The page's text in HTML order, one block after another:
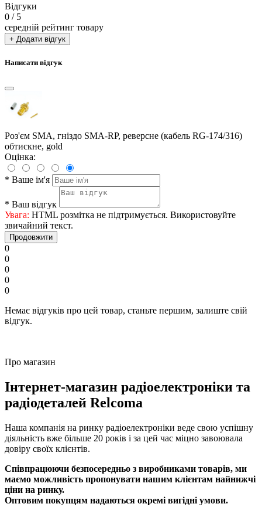
Відгуки
0 / 5
середній рейтинг товару
+ Додати відгук
Написати відгук
Роз'єм SMA, гніздо SMA-RP, реверсне (кабель RG-174/316)
обтискне, gold
Оцінка:
* Ваше ім'я
* Ваш відгук
Увага: HTML розмітка не підтримується. Використовуйте
звичайний текст.
Продовжити
0
0
0
0
0
Немає відгуків про цей товар, станьте першим, залиште свій
відгук.
Про магазин
Інтернет-магазин радіоелектроніки та
радіодеталей Relcoma
Наша компанія на ринку радіоелектроніки веде свою успішну
діяльність вже більше 20 років і за цей час міцно завоювала
довіру своїх клієнтів.
Співпрацюючи безпосередньо з виробниками товарів, ми
маємо можливість пропонувати нашим клієнтам найнижчі
ціни на ринку.
Оптовим покупцям надаються окремі вигідні умови.